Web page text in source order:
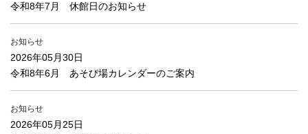
令和8年7月 休館日のお知らせ
お知らせ
2026年05月30日
令和8年6月 あそび場カレンダーのご案内
お知らせ
2026年05月25日